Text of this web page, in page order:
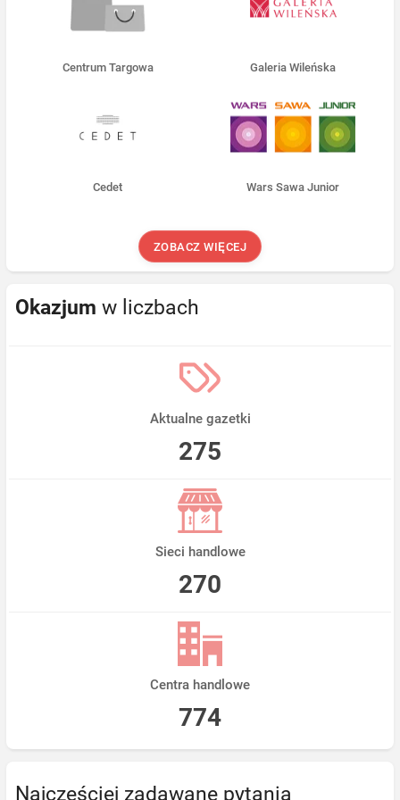
Centrum Targowa Galeria Wileńska
Cedet Wars Sawa Junior
ZOBACZ WIĘCEJ
Okazjum w liczbach
Aktualne gazetki
275
Sieci handlowe
270
Centra handlowe
774
Najczęściej zadawane pytania